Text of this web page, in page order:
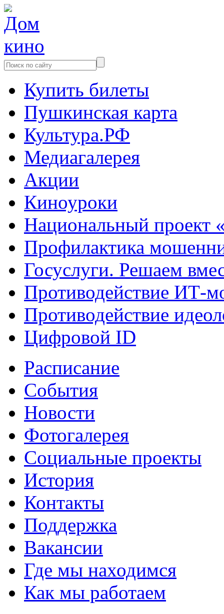
Купить билеты
Пушкинская карта
Культура.РФ
Медиагалерея
Акции
Киноуроки
Национальный проект
Профилактика
Госуслуги. Решаем
Противодействие ИТ-
Противодействие
Цифровой ID
Расписание
События
Новости
Фотогалерея
Социальные проекты
История
Контакты
Поддержка
Вакансии
Где мы находимся
Как мы работаем